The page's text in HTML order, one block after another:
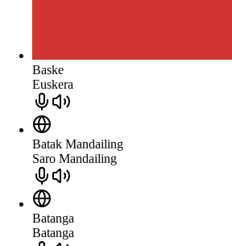
Baske
Euskera
Batak Mandailing
Saro Mandailing
Batanga
Batanga